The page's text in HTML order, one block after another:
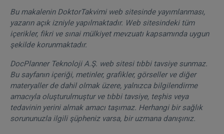
Bu makalenin DoktorTakvimi web sitesinde yayımlanması,
yazarın açık izniyle yapılmaktadır. Web sitesindeki tüm
içerikler, fikri ve sınai mülkiyet mevzuatı kapsamında uygun
şekilde korunmaktadır.
DocPlanner Teknoloji A.Ş. web sitesi tıbbi tavsiye sunmaz.
Bu sayfanın içeriği, metinler, grafikler, görseller ve diğer
materyaller de dahil olmak üzere, yalnızca bilgilendirme
amacıyla oluşturulmuştur ve tıbbi tavsiye, teşhis veya
tedavinin yerini almak amacı taşımaz. Herhangi bir sağlık
sorununuzla ilgili şüpheniz varsa, bir uzmana danışınız.